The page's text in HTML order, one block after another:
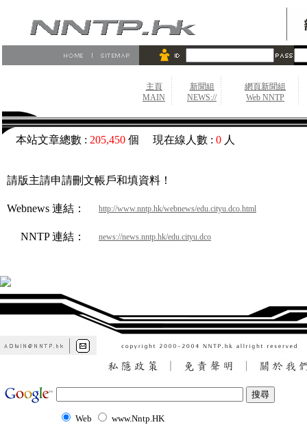
主頁
MAIN
新聞組
NEWS://
網頁新聞組
Web NNTP
本站文章總數 : 205,450 個 現在線人數 : 0 人
請版主請申請刪文帳戶和填資料！
Webnews 連結： http://www.nntp.hk/webnews/edu.cityu.dco.html
NNTP 連結： news://news.nntp.hk/edu.cityu.dco
Web www.Nntp.HK